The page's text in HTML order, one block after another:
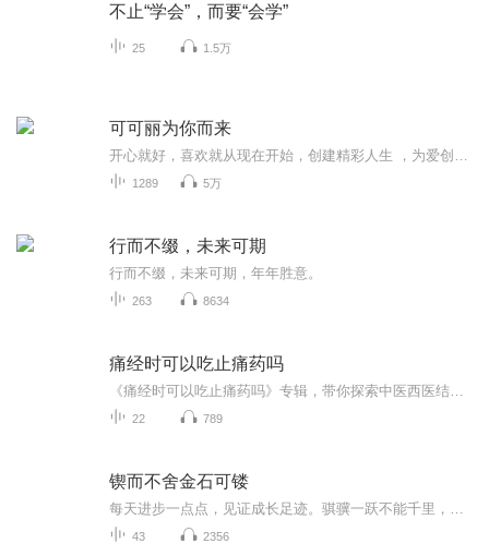
不止“学会”，而要“会学”
25 1.5万
可可丽为你而来
1289 5万
行而不缀，未来可期
行而不缀，未来可期，年年胜意。
263 8634
痛经时可以吃止痛药吗
22 789
锲而不舍金石可镂
43 2356